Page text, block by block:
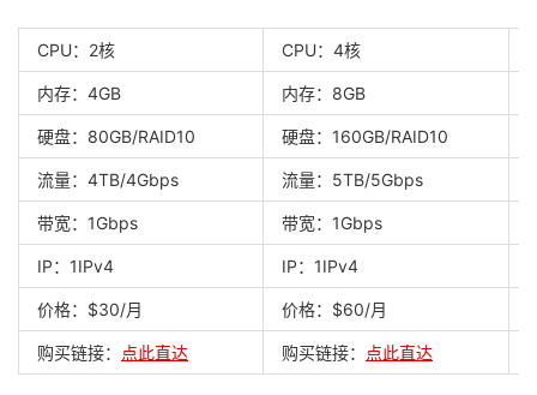
CPU：2核 CPU：4核
内存：4GB 内存：8GB
硬盘：80GB/RAID10 硬盘：160GB/RAID10
流量：4TB/4Gbps 流量：5TB/5Gbps
带宽：1Gbps 带宽：1Gbps
IP：1IPv4 IP：1IPv4
价格：$30/月 价格：$60/月
购买链接： 点此直达 购买链接： 点此直达